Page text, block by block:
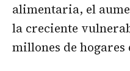
alimentaria, el
la creciente
millones de hogares